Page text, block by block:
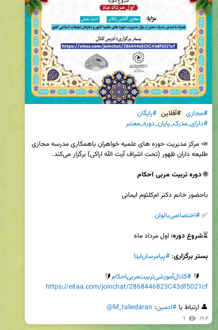
#مجازی #آفلاین #رایگان
#دارای_مدرک_پایان_دوره_معتبر
🌐 دوره تربیت مربی احکام
✅ #اختصاصی‌بانوان
⏳شروع دوره:
بستر برگزاری: #پیامرسان‌ایتا
#کانال‌آموزشی‌تربیت‌مربی‌احکام
🔰
https://eitaa.com/joinchat/2868446823C43df5021cf
👤 ارتباط با #ادمین:
@M_taliedaran
1 ۱۹:۴